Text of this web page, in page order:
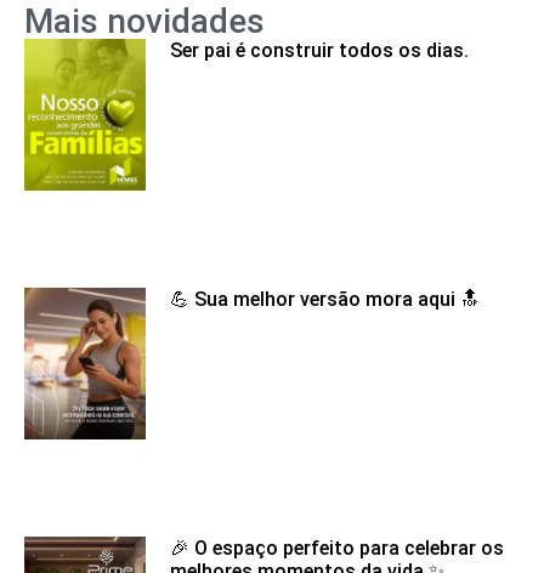
Mais novidades
Ser pai é construir todos os dias.
💪 Sua melhor versão mora aqui 🔝
🎉 O espaço perfeito para celebrar os